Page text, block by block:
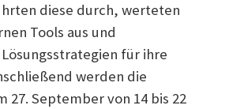
diese durch, werteten
Tools aus und
für ihre
werden die
27. September von 14 bis 22